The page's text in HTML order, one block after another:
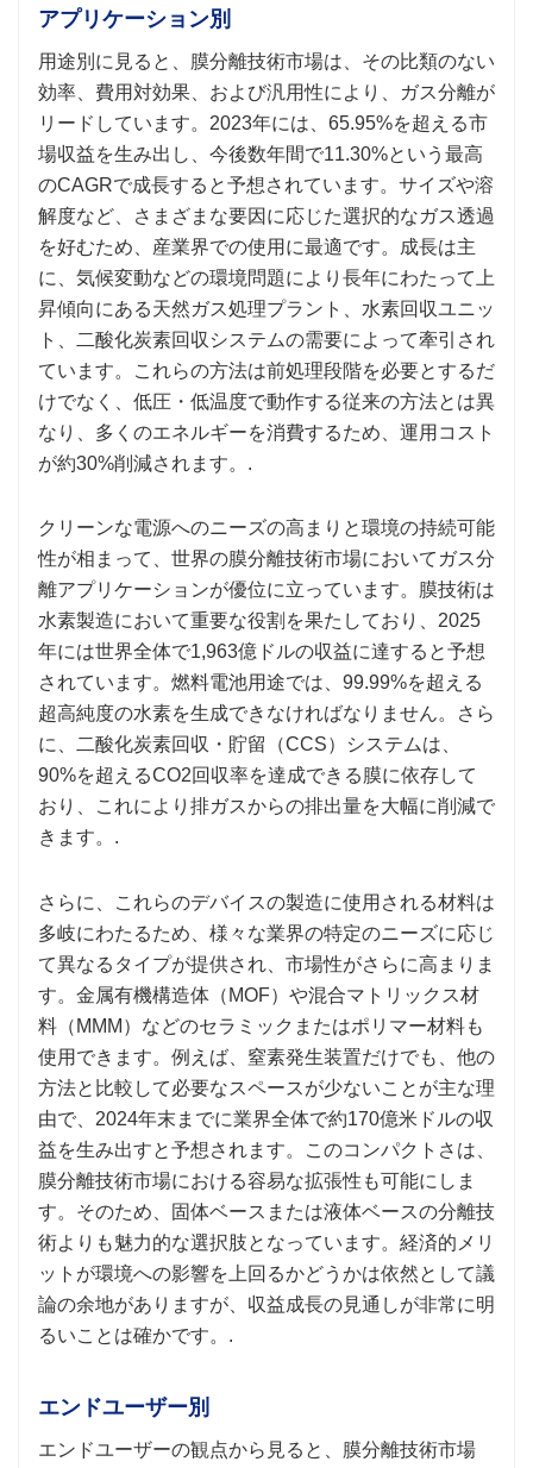
アプリケーション別
用途別に見ると、膜分離技術市場は、その比類のない
効率、費用対効果、および汎用性により、ガス分離が
リードしています。2023年には、65.95%を超える市
場収益を生み出し、今後数年間で11.30%という最高
のCAGRで成長すると予想されています。サイズや溶
解度など、さまざまな要因に応じた選択的なガス透過
を好むため、産業界での使用に最適です。成長は主
に、気候変動などの環境問題により長年にわたって上
昇傾向にある天然ガス処理プラント、水素回収ユニッ
ト、二酸化炭素回収システムの需要によって牽引され
ています。これらの方法は前処理段階を必要とするだ
けでなく、低圧・低温度で動作する従来の方法とは異
なり、多くのエネルギーを消費するため、運用コスト
が約30%削減されます。.
クリーンな電源へのニーズの高まりと環境の持続可能
性が相まって、世界の膜分離技術市場においてガス分
離アプリケーションが優位に立っています。膜技術は
水素製造において重要な役割を果たしており、2025
年には世界全体で1,963億ドルの収益に達すると予想
されています。燃料電池用途では、99.99%を超える
超高純度の水素を生成できなければなりません。さら
に、二酸化炭素回収・貯留（CCS）システムは、
90%を超えるCO2回収率を達成できる膜に依存して
おり、これにより排ガスからの排出量を大幅に削減で
きます。.
さらに、これらのデバイスの製造に使用される材料は
多岐にわたるため、様々な業界の特定のニーズに応じ
て異なるタイプが提供され、市場性がさらに高まりま
す。金属有機構造体（MOF）や混合マトリックス材
料（MMM）などのセラミックまたはポリマー材料も
使用できます。例えば、窒素発生装置だけでも、他の
方法と比較して必要なスペースが少ないことが主な理
由で、2024年末までに業界全体で約170億米ドルの収
益を生み出すと予想されます。このコンパクトさは、
膜分離技術市場における容易な拡張性も可能にしま
す。そのため、固体ベースまたは液体ベースの分離技
術よりも魅力的な選択肢となっています。経済的メリ
ットが環境への影響を上回るかどうかは依然として議
論の余地がありますが、収益成長の見通しが非常に明
るいことは確かです。.
エンドユーザー別
エンドユーザーの観点から見ると、膜分離技術市場